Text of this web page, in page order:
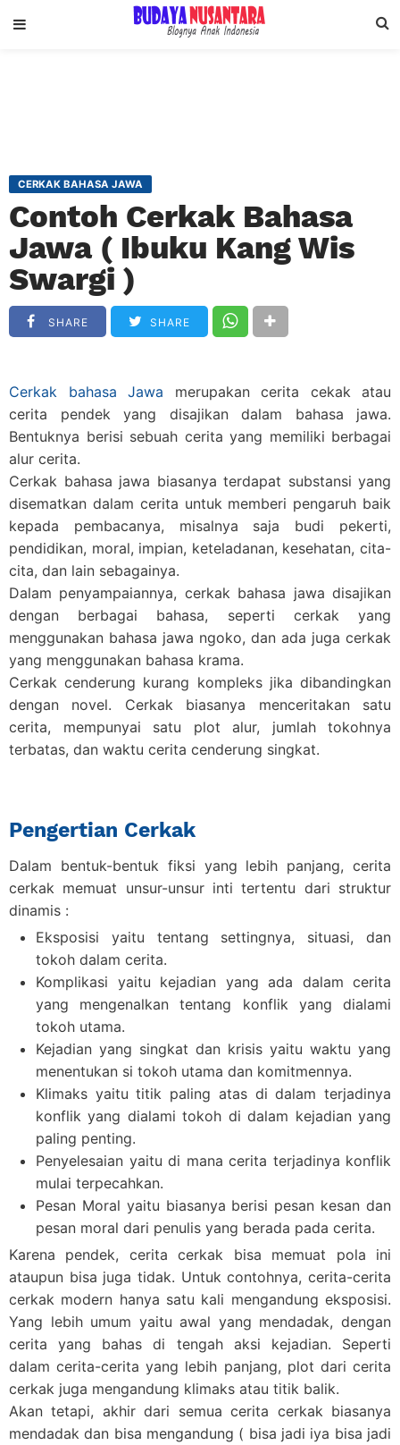
CERKAK BAHASA JAWA
Contoh Cerkak Bahasa
Jawa ( Ibuku Kang Wis
Swargi )
SHARE SHARE
Cerkak bahasa Jawa merupakan cerita cekak atau
cerita pendek yang disajikan dalam bahasa jawa.
Bentuknya berisi sebuah cerita yang memiliki berbagai
alur cerita.
Cerkak bahasa jawa biasanya terdapat substansi yang
disematkan dalam cerita untuk memberi pengaruh baik
kepada pembacanya, misalnya saja budi pekerti,
pendidikan, moral, impian, keteladanan, kesehatan, cita-
cita, dan lain sebagainya.
Dalam penyampaiannya, cerkak bahasa jawa disajikan
dengan berbagai bahasa, seperti cerkak yang
menggunakan bahasa jawa ngoko, dan ada juga cerkak
yang menggunakan bahasa krama.
Cerkak cenderung kurang kompleks jika dibandingkan
dengan novel. Cerkak biasanya menceritakan satu
cerita, mempunyai satu plot alur, jumlah tokohnya
terbatas, dan waktu cerita cenderung singkat.
Pengertian Cerkak
Dalam bentuk-bentuk fiksi yang lebih panjang, cerita
cerkak memuat unsur-unsur inti tertentu dari struktur
dinamis :
Eksposisi yaitu tentang settingnya, situasi, dan
tokoh dalam cerita.
Komplikasi yaitu kejadian yang ada dalam cerita
yang mengenalkan tentang konflik yang dialami
tokoh utama.
Kejadian yang singkat dan krisis yaitu waktu yang
menentukan si tokoh utama dan komitmennya.
Klimaks yaitu titik paling atas di dalam terjadinya
konflik yang dialami tokoh di dalam kejadian yang
paling penting.
Penyelesaian yaitu di mana cerita terjadinya konflik
mulai terpecahkan.
Pesan Moral yaitu biasanya berisi pesan kesan dan
pesan moral dari penulis yang berada pada cerita.
Karena pendek, cerita cerkak bisa memuat pola ini
ataupun bisa juga tidak. Untuk contohnya, cerita-cerita
cerkak modern hanya satu kali mengandung eksposisi.
Yang lebih umum yaitu awal yang mendadak, dengan
cerita yang bahas di tengah aksi kejadian. Seperti
dalam cerita-cerita yang lebih panjang, plot dari cerita
cerkak juga mengandung klimaks atau titik balik.
Akan tetapi, akhir dari semua cerita cerkak biasanya
mendadak dan bisa mengandung ( bisa jadi iya bisa jadi